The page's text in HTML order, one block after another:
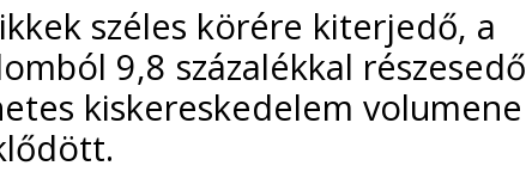
széles körére kiterjedő, a
9,8 százalékkal részesedő
kiskereskedelem volumene